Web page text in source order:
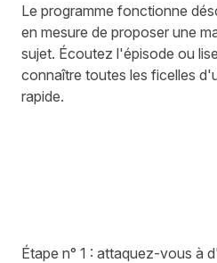
Le programme fonctionne
en mesure de proposer une
sujet. Écoutez l'épisode ou
connaître toutes les ficelles
rapide.
Étape n° 1 : attaquez-vous à